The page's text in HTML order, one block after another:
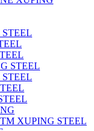
STEEL
XUPING STEEL